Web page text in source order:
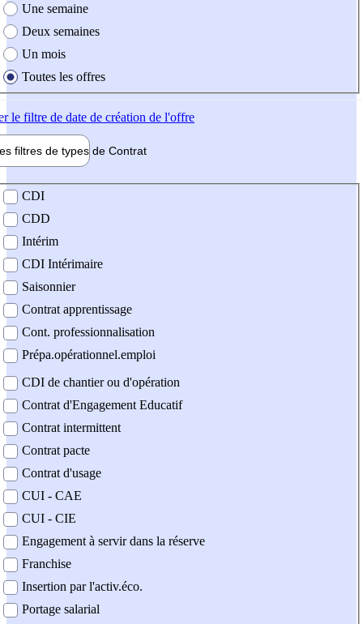
Une semaine
Deux semaines
Un mois
Toutes les offres
le filtre de date de création de l'offre
filtres de types de Contrat
contrat
CDI
CDD
Intérim
CDI Intérimaire
Saisonnier
Contrat apprentissage
Cont. professionnalisation
Prépa.opérationnel.emploi
CDI de chantier ou d'opération
Contrat d'Engagement Educatif
Contrat intermittent
Contrat pacte
Contrat d'usage
CUI - CAE
CUI - CIE
Engagement à servir dans la réserve
Franchise
Insertion par l'activ.éco.
Portage salarial